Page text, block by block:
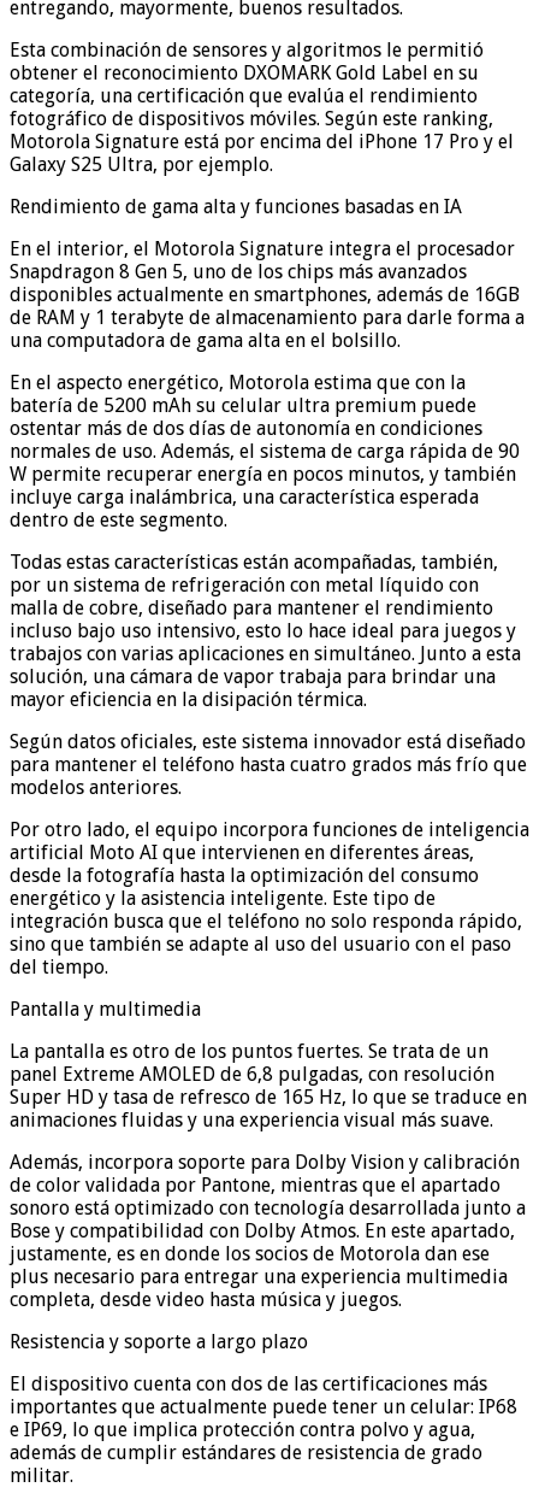
entregando, mayormente, buenos resultados.
Esta combinación de sensores y algoritmos le permitió
obtener el reconocimiento DXOMARK Gold Label en su
categoría, una certificación que evalúa el rendimiento
fotográfico de dispositivos móviles. Según este ranking,
Motorola Signature está por encima del iPhone 17 Pro y el
Galaxy S25 Ultra, por ejemplo.
Rendimiento de gama alta y funciones basadas en IA
En el interior, el Motorola Signature integra el procesador
Snapdragon 8 Gen 5, uno de los chips más avanzados
disponibles actualmente en smartphones, además de 16GB
de RAM y 1 terabyte de almacenamiento para darle forma a
una computadora de gama alta en el bolsillo.
En el aspecto energético, Motorola estima que con la
batería de 5200 mAh su celular ultra premium puede
ostentar más de dos días de autonomía en condiciones
normales de uso. Además, el sistema de carga rápida de 90
W permite recuperar energía en pocos minutos, y también
incluye carga inalámbrica, una característica esperada
dentro de este segmento.
Todas estas características están acompañadas, también,
por un sistema de refrigeración con metal líquido con
malla de cobre, diseñado para mantener el rendimiento
incluso bajo uso intensivo, esto lo hace ideal para juegos y
trabajos con varias aplicaciones en simultáneo. Junto a esta
solución, una cámara de vapor trabaja para brindar una
mayor eficiencia en la disipación térmica.
Según datos oficiales, este sistema innovador está diseñado
para mantener el teléfono hasta cuatro grados más frío que
modelos anteriores.
Por otro lado, el equipo incorpora funciones de inteligencia
artificial Moto AI que intervienen en diferentes áreas,
desde la fotografía hasta la optimización del consumo
energético y la asistencia inteligente. Este tipo de
integración busca que el teléfono no solo responda rápido,
sino que también se adapte al uso del usuario con el paso
del tiempo.
Pantalla y multimedia
La pantalla es otro de los puntos fuertes. Se trata de un
panel Extreme AMOLED de 6,8 pulgadas, con resolución
Super HD y tasa de refresco de 165 Hz, lo que se traduce en
animaciones fluidas y una experiencia visual más suave.
Además, incorpora soporte para Dolby Vision y calibración
de color validada por Pantone, mientras que el apartado
sonoro está optimizado con tecnología desarrollada junto a
Bose y compatibilidad con Dolby Atmos. En este apartado,
justamente, es en donde los socios de Motorola dan ese
plus necesario para entregar una experiencia multimedia
completa, desde video hasta música y juegos.
Resistencia y soporte a largo plazo
El dispositivo cuenta con dos de las certificaciones más
importantes que actualmente puede tener un celular: IP68
e IP69, lo que implica protección contra polvo y agua,
además de cumplir estándares de resistencia de grado
militar.